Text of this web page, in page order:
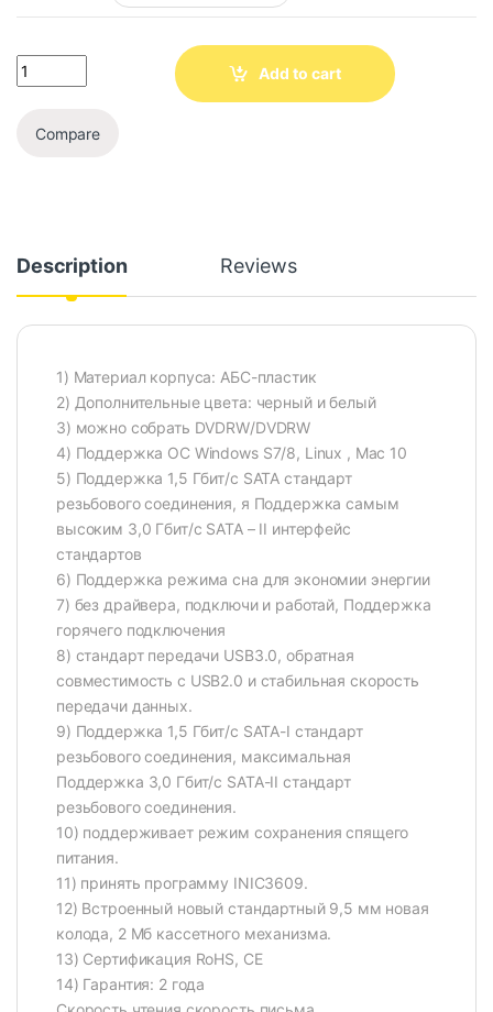
Add to cart
Compare
Description Reviews
1) Материал корпуса: АБС-пластик
2) Дополнительные цвета: черный и белый
3) можно собрать DVDRW/DVDRW
4) Поддержка ОС Windows S7/8, Linux , Mac 10
5) Поддержка 1,5 Гбит/с SATA стандарт
резьбового соединения, я Поддержка самым
высоким 3,0 Гбит/с SATA – II интерфейс
стандартов
6) Поддержка режима сна для экономии энергии
7) без драйвера, подключи и работай, Поддержка
горячего подключения
8) стандарт передачи USB3.0, обратная
совместимость с USB2.0 и стабильная скорость
передачи данных.
9) Поддержка 1,5 Гбит/с SATA-I стандарт
резьбового соединения, максимальная
Поддержка 3,0 Гбит/с SATA-II стандарт
резьбового соединения.
10) поддерживает режим сохранения спящего
питания.
11) принять программу INIC3609.
12) Встроенный новый стандартный 9,5 мм новая
колода, 2 Мб кассетного механизма.
13) Сертификация RoHS, CE
14) Гарантия: 2 года